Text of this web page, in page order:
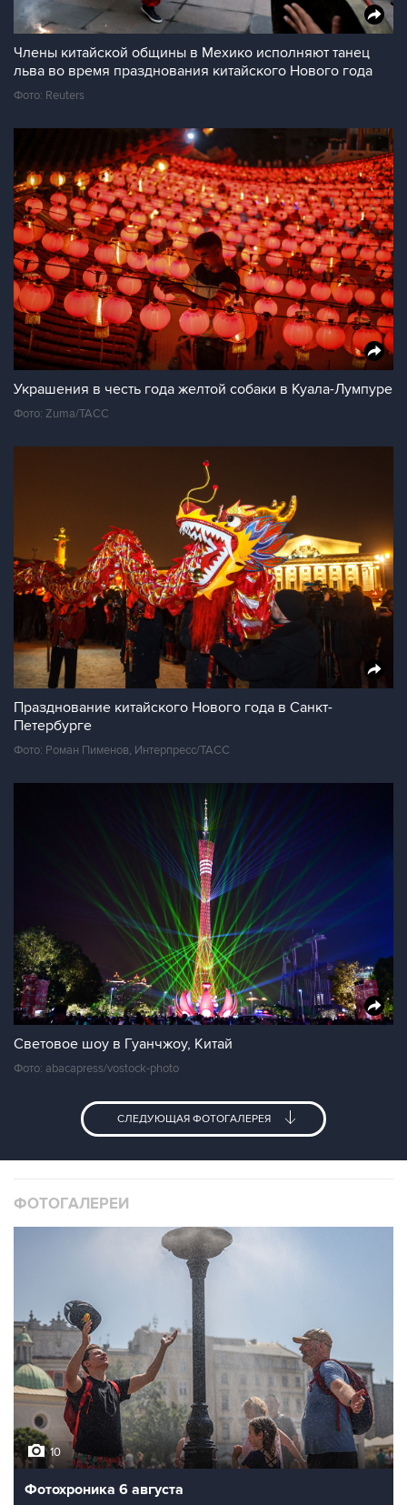
Члены китайской общины в Мехико исполняют танец
льва во время празднования китайского Нового года
Фото: Reuters
Украшения в честь года желтой собаки в Куала-Лумпуре
Фото: Zuma/ТАСС
Празднование китайского Нового года в Санкт-
Петербурге
Фото: Роман Пименов, Интерпресс/ТАСС
Световое шоу в Гуанчжоу, Китай
Фото: abacapress/vostock-photo
СЛЕДУЮЩАЯ ФОТОГАЛЕРЕЯ
ФОТОГАЛЕРЕИ
10
Фотохроника 6 августа